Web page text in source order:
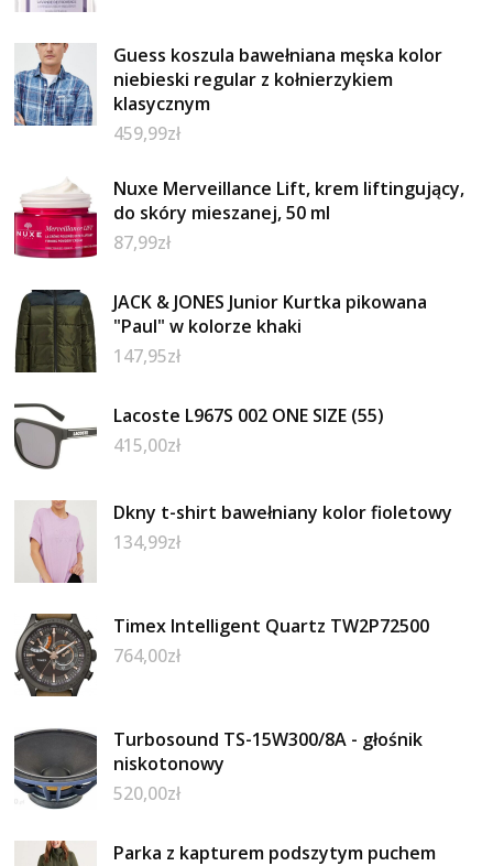
Guess koszula bawełniana męska kolor
niebieski regular z kołnierzykiem
klasycznym
459,99zł
Nuxe Merveillance Lift, krem liftingujący,
do skóry mieszanej, 50 ml
87,99zł
JACK & JONES Junior Kurtka pikowana
"Paul" w kolorze khaki
147,95zł
Lacoste L967S 002 ONE SIZE (55)
415,00zł
Dkny t-shirt bawełniany kolor fioletowy
134,99zł
Timex Intelligent Quartz TW2P72500
764,00zł
Turbosound TS-15W300/8A - głośnik
niskotonowy
520,00zł
Parka z kapturem podszytym puchem